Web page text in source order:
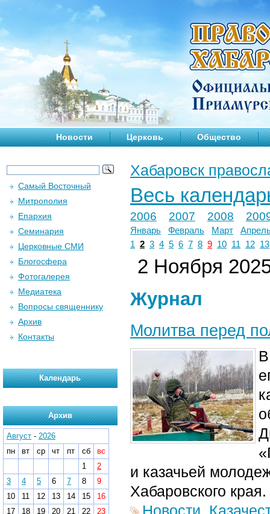
Новости Церковь Общество
Хабаровск
Весь
2006 2007 2008
Январь Февраль Март
1 2 3 4 5 6 7 8 9 10 11 12 13
2 Ноября
Журнал
Молитва перед
и казачьей
Хабаровского края.
Новости,
Самый Восточный
Митрополия
Епархия
Семинария
Церковные СМИ
Блогосфера
Фотогалерея
Медиатека
Вопросы священнику
Архив
Контакты
Календарь
Архив
Август - 2026
пн
вт ср чт пт сб
вс
1
2
3
4 5 6 7 8
9
10
11 12 13 14 15
16
17
18 19 20 21 22
23